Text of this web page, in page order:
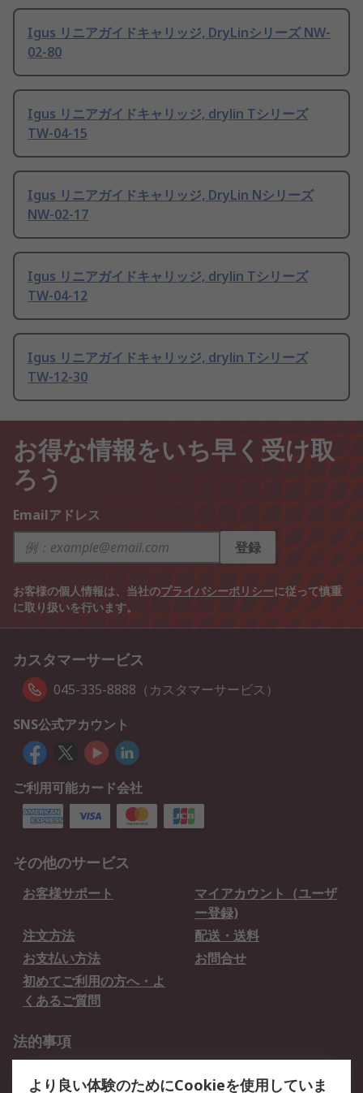
Igus リニアガイドキャリッジ, DryLinシリーズ NW-
02-80
Igus リニアガイドキャリッジ, drylin Tシリーズ
TW-04-15
Igus リニアガイドキャリッジ, DryLin Nシリーズ
NW-02-17
Igus リニアガイドキャリッジ, drylin Tシリーズ
TW-04-12
Igus リニアガイドキャリッジ, drylin Tシリーズ
TW-12-30
お得な情報をいち早く受け取
ろう
Emailアドレス
登録
お客様の個人情報は、当社のプライバシーポリシーに従って慎重
に取り扱いを行います。
カスタマーサービス
045-335-8888（カスタマーサービス）
SNS公式アカウント
ご利用可能カード会社
その他のサービス
お客様サポート
マイアカウント（ユーザ
ー登録)
注文方法
配送・送料
お支払い方法
お問合せ
初めてご利用の方へ・よ
くあるご質問
法的事項
より良い体験のためにCookieを使用していま